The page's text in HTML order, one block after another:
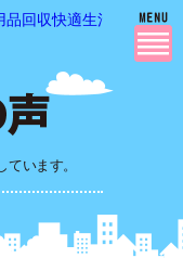
品回収快適生活の 不用
います。